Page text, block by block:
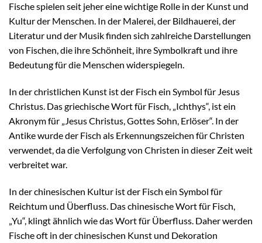
Fische spielen seit jeher eine wichtige Rolle in der Kunst und
Kultur der Menschen. In der Malerei, der Bildhauerei, der
Literatur und der Musik finden sich zahlreiche Darstellungen
von Fischen, die ihre Schönheit, ihre Symbolkraft und ihre
Bedeutung für die Menschen widerspiegeln.
In der christlichen Kunst ist der Fisch ein Symbol für Jesus
Christus. Das griechische Wort für Fisch, „Ichthys“, ist ein
Akronym für „Jesus Christus, Gottes Sohn, Erlöser“. In der
Antike wurde der Fisch als Erkennungszeichen für Christen
verwendet, da die Verfolgung von Christen in dieser Zeit weit
verbreitet war.
In der chinesischen Kultur ist der Fisch ein Symbol für
Reichtum und Überfluss. Das chinesische Wort für Fisch,
„Yu“, klingt ähnlich wie das Wort für Überfluss. Daher werden
Fische oft in der chinesischen Kunst und Dekoration